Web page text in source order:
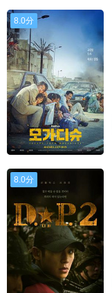
8.0分
8.0分